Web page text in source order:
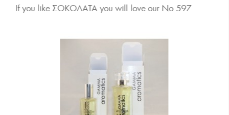
If you like ΣΟΚΟΛΑΤΑ you will love our No 597